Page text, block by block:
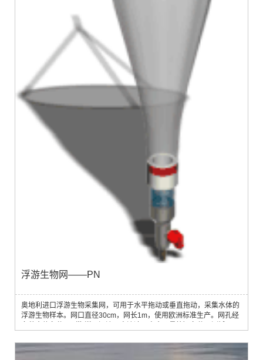
浮游生物网——PN
奥地利进口浮游生物采集网，可用于水平拖动或垂直拖动，采集水体的
浮游生物样本。网口直径30cm，网长1m，使用欧洲标准生产。网孔经
网，网目从6µm到1000µm不等各种型号（6µm、10µm、20µm、
30µm、40µm、50µm、60µm、80µm、100µm、200µm、300µm、